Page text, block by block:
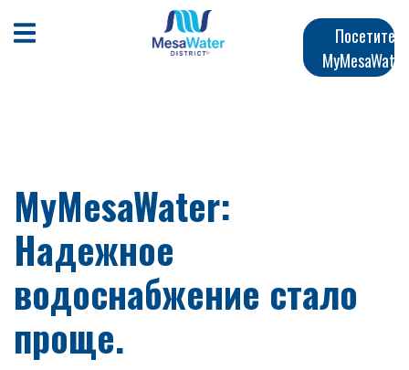
Главная
Открыть мобильное меню
Посетите
MyMesaWater
MyMesaWater:
Надежное
водоснабжение стало
проще.